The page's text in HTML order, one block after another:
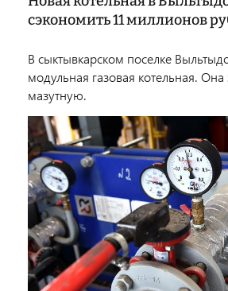
сэкономить 11 миллионов
В сыктывкарском поселке
модульная газовая котельная.
мазутную.